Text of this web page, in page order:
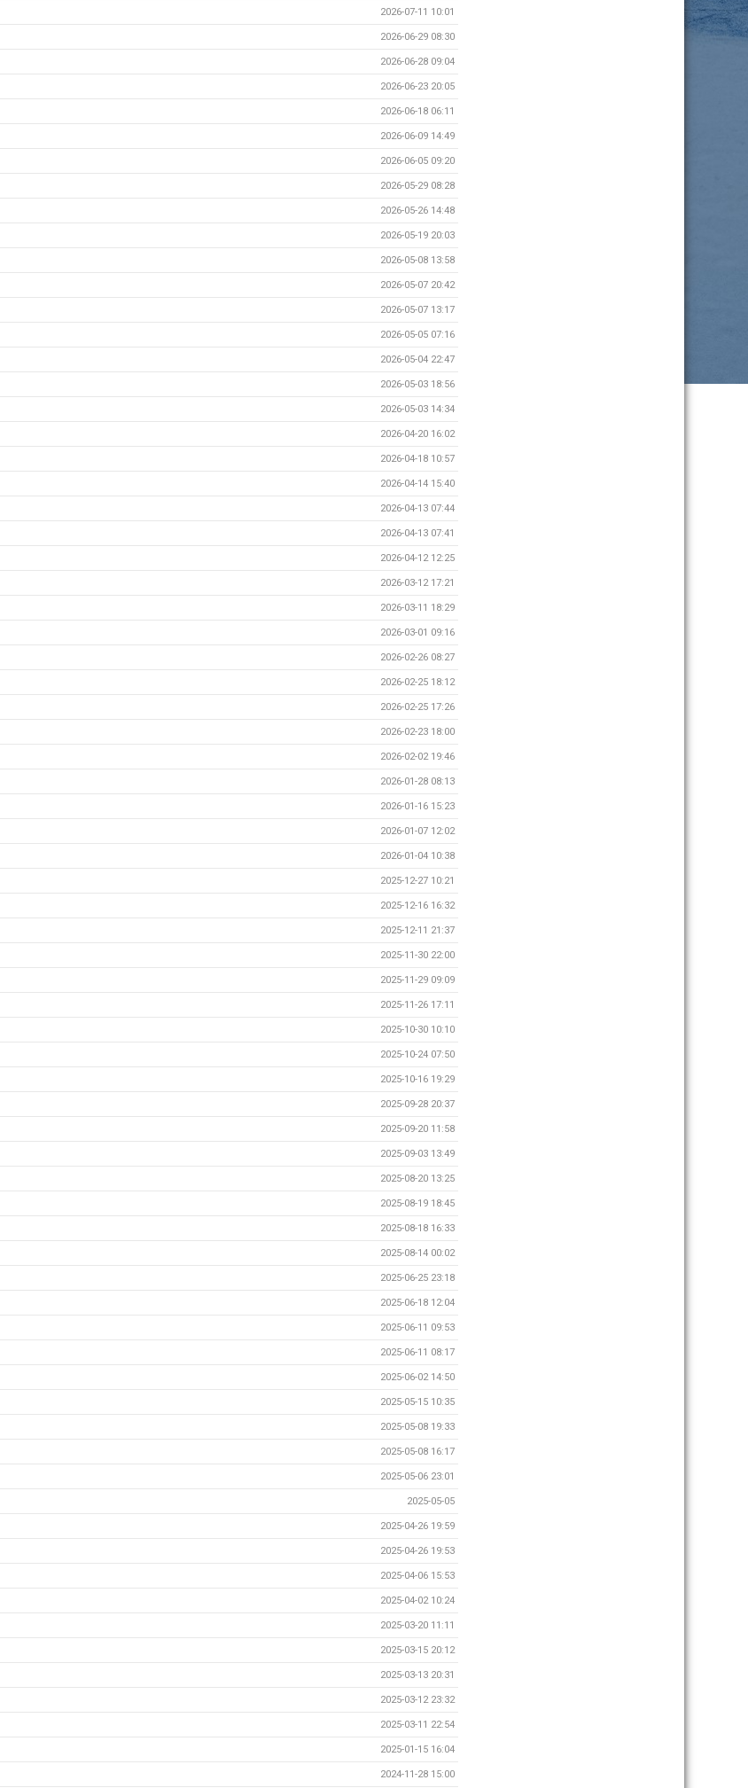
2026-07-11 10:01
2026-06-29 08:30
2026-06-28 09:04
2026-06-23 20:05
2026-06-18 06:11
2026-06-09 14:49
2026-06-05 09:20
2026-05-29 08:28
2026-05-26 14:48
2026-05-19 20:03
2026-05-08 13:58
2026-05-07 20:42
2026-05-07 13:17
2026-05-05 07:16
2026-05-04 22:47
2026-05-03 18:56
2026-05-03 14:34
2026-04-20 16:02
2026-04-18 10:57
2026-04-14 15:40
2026-04-13 07:44
2026-04-13 07:41
2026-04-12 12:25
2026-03-12 17:21
2026-03-11 18:29
2026-03-01 09:16
2026-02-26 08:27
2026-02-25 18:12
2026-02-25 17:26
2026-02-23 18:00
2026-02-02 19:46
2026-01-28 08:13
2026-01-16 15:23
2026-01-07 12:02
2026-01-04 10:38
2025-12-27 10:21
2025-12-16 16:32
2025-12-11 21:37
2025-11-30 22:00
2025-11-29 09:09
2025-11-26 17:11
2025-10-30 10:10
2025-10-24 07:50
2025-10-16 19:29
2025-09-28 20:37
2025-09-20 11:58
2025-09-03 13:49
2025-08-20 13:25
2025-08-19 18:45
2025-08-18 16:33
2025-08-14 00:02
2025-06-25 23:18
2025-06-18 12:04
2025-06-11 09:53
2025-06-11 08:17
2025-06-02 14:50
2025-05-15 10:35
2025-05-08 19:33
2025-05-08 16:17
2025-05-06 23:01
2025-05-05
2025-04-26 19:59
2025-04-26 19:53
2025-04-06 15:53
2025-04-02 10:24
2025-03-20 11:11
2025-03-15 20:12
2025-03-13 20:31
2025-03-12 23:32
2025-03-11 22:54
2025-01-15 16:04
2024-11-28 15:00